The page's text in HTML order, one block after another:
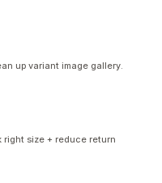
up variant image gallery.
right size + reduce return